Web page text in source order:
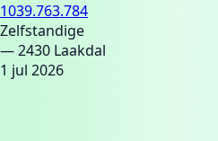
1039.763.784
Zelfstandige
— 2430 Laakdal
1 jul 2026